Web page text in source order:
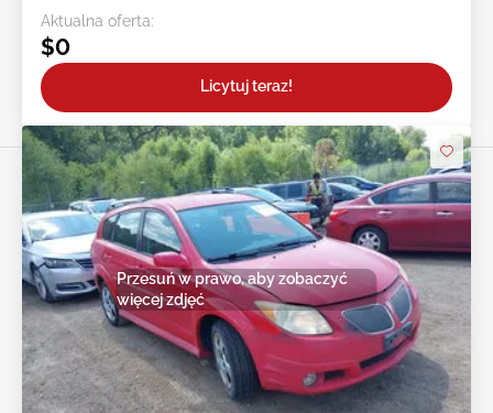
Aktualna oferta:
$0
Licytuj teraz!
Przesuń w prawo, aby zobaczyć
więcej zdjęć